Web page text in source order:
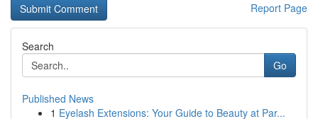
Report Page
Search
Go
Published News
1 Eyelash Extensions: Your Guide to Beauty at Par...